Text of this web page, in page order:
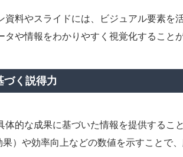
資料やスライドには、ビジュアル要素を
タや情報をわかりやすく視覚化すること
づく説得力
体的な成果に基づいた情報を提供するこ
）や効率向上などの数値を示すことで